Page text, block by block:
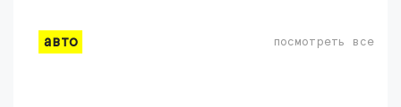
авто посмотреть все